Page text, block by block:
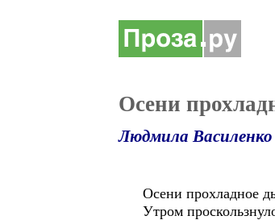
Осени
Людмила Василенко
Осени прохладное
Утром